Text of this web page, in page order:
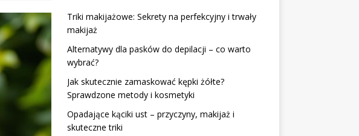
Triki makijażowe: Sekrety na perfekcyjny i trwały
makijaż
Alternatywy dla pasków do depilacji – co warto
wybrać?
Jak skutecznie zamaskować kępki żółte?
Sprawdzone metody i kosmetyki
Opadające kąciki ust – przyczyny, makijaż i
skuteczne triki